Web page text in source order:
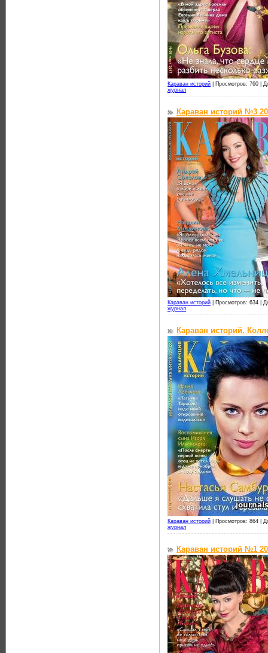
Караван историй Просмотров: 760 |
журнал
Караван историй №3
Караван историй Просмотров: 634 |
журнал
Караван историй.
Караван историй Просмотров: 864 |
журнал
Караван историй №1